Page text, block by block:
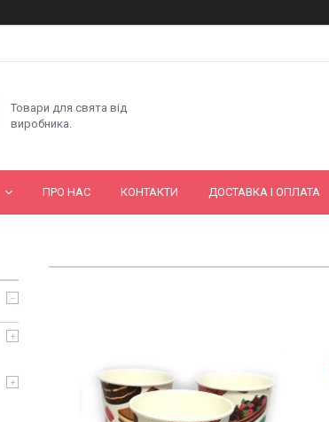
Товари для свята від
виробника.
ПРО НАС КОНТАКТИ ДОСТАВКА І ОПЛАТА